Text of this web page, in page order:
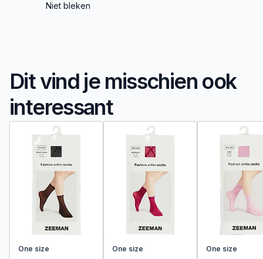
Niet bleken
Dit vind je misschien ook
interessant
One size One size One size